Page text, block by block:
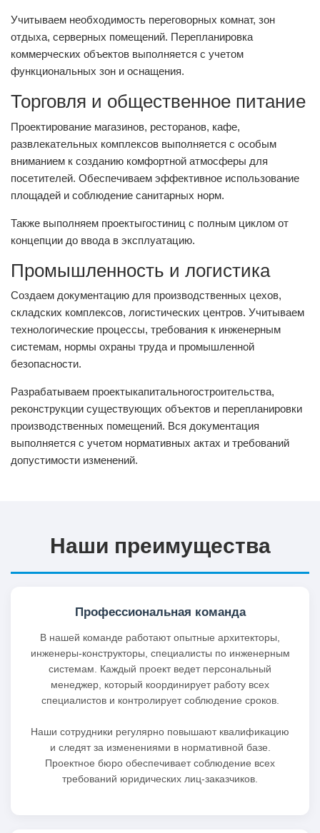
Учитываем необходимость переговорных комнат, зон
отдыха, серверных помещений. Перепланировка
коммерческих объектов выполняется с учетом
функциональных зон и оснащения.
Торговля и общественное питание
Проектирование магазинов, ресторанов, кафе,
развлекательных комплексов выполняется с особым
вниманием к созданию комфортной атмосферы для
посетителей. Обеспечиваем эффективное использование
площадей и соблюдение санитарных норм.
Также выполняем проектыгостиниц с полным циклом от
концепции до ввода в эксплуатацию.
Промышленность и логистика
Создаем документацию для производственных цехов,
складских комплексов, логистических центров. Учитываем
технологические процессы, требования к инженерным
системам, нормы охраны труда и промышленной
безопасности.
Разрабатываем проектыкапитальногостроительства,
реконструкции существующих объектов и перепланировки
производственных помещений. Вся документация
выполняется с учетом нормативных актах и требований
допустимости изменений.
Наши преимущества
Профессиональная команда
В нашей команде работают опытные архитекторы,
инженеры-конструкторы, специалисты по инженерным
системам. Каждый проект ведет персональный
менеджер, который координирует работу всех
специалистов и контролирует соблюдение сроков.
Наши сотрудники регулярно повышают квалификацию
и следят за изменениями в нормативной базе.
Проектное бюро обеспечивает соблюдение всех
требований юридических лиц-заказчиков.